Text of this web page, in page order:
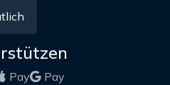
Pay
Pay